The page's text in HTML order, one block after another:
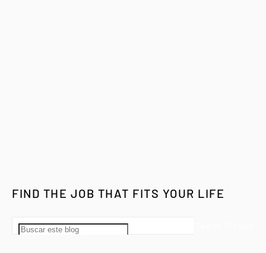
FIND THE JOB THAT FITS YOUR LIFE